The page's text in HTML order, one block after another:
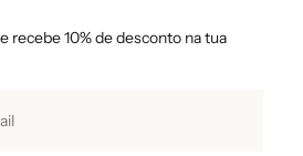
recebe 10% de desconto na tua